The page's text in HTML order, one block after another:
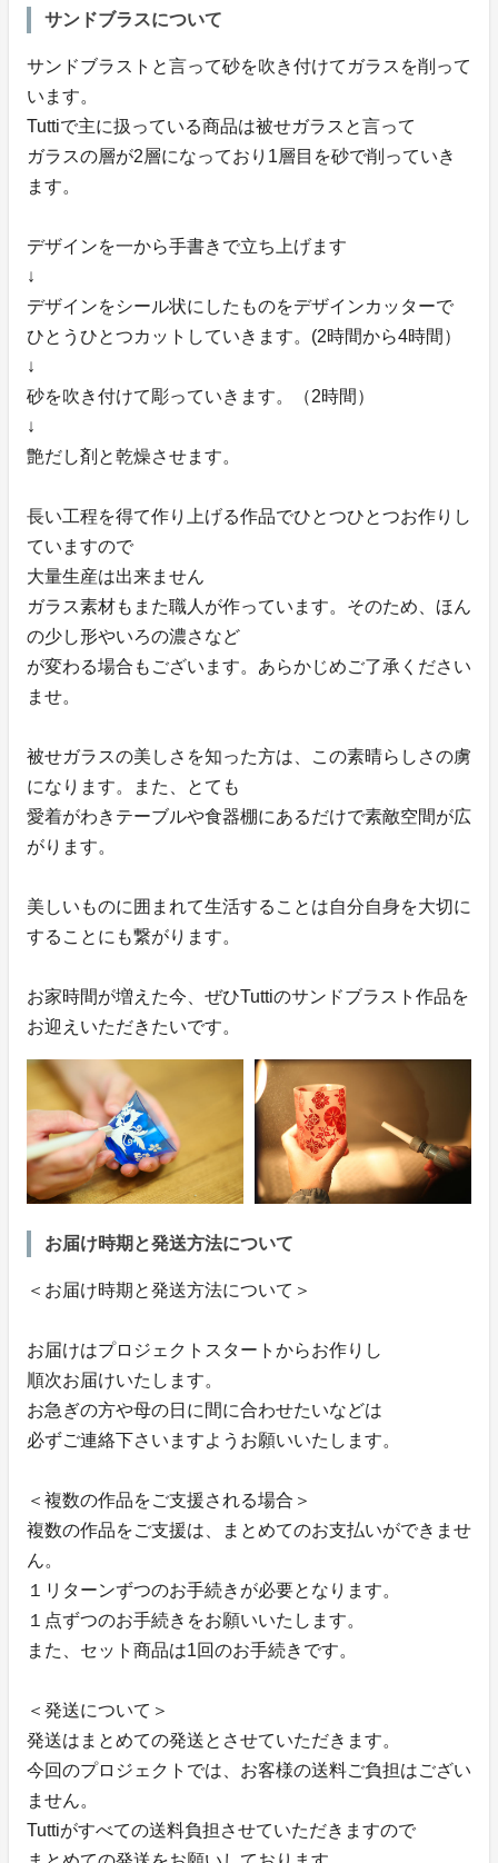
サンドブラスについて
サンドブラストと言って砂を吹き付けてガラスを削って
います。
Tuttiで主に扱っている商品は被せガラスと言って
ガラスの層が2層になっており1層目を砂で削っていき
ます。
デザインを一から手書きで立ち上げます
↓
デザインをシール状にしたものをデザインカッターで
ひとうひとつカットしていきます。(2時間から4時間）
↓
砂を吹き付けて彫っていきます。（2時間）
↓
艶だし剤と乾燥させます。
長い工程を得て作り上げる作品でひとつひとつお作りし
ていますので
大量生産は出来ません
ガラス素材もまた職人が作っています。そのため、ほん
の少し形やいろの濃さなど
が変わる場合もございます。あらかじめご了承ください
ませ。
被せガラスの美しさを知った方は、この素晴らしさの虜
になります。また、とても
愛着がわきテーブルや食器棚にあるだけで素敵空間が広
がります。
美しいものに囲まれて生活することは自分自身を大切に
することにも繋がります。
お家時間が増えた今、ぜひTuttiのサンドブラスト作品を
お迎えいただきたいです。
お届け時期と発送方法について
＜お届け時期と発送方法について＞
お届けはプロジェクトスタートからお作りし
順次お届けいたします。
お急ぎの方や母の日に間に合わせたいなどは
必ずご連絡下さいますようお願いいたします。
＜複数の作品をご支援される場合＞
複数の作品をご支援は、まとめてのお支払いができませ
ん。
１リターンずつのお手続きが必要となります。
１点ずつのお手続きをお願いいたします。
また、セット商品は1回のお手続きです。
＜発送について＞
発送はまとめての発送とさせていただきます。
今回のプロジェクトでは、お客様の送料ご負担はござい
ません。
Tuttiがすべての送料負担させていただきますので